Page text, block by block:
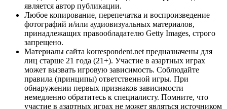
является автор публикации.
Любое копирование, перепечатка и воспроизведение
фотографий и/или аудиовизуальных материалов,
принадлежащих правообладателю Getty Images, строго
запрещено.
Материалы сайта korrespondent.net предназначены для
лиц старше 21 года (21+). Участие в азартных играх
может вызвать игровую зависимость. Соблюдайте
правила (принципы) ответственной игры. При
обнаружении первых признаков зависимости
немедленно обратитесь к специалисту. Помните, что
участие в азартных играх не может являться источником